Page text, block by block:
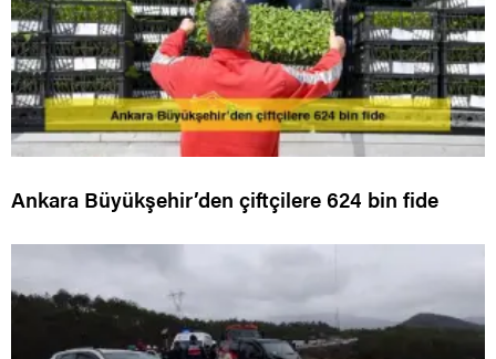
Ankara Büyükşehir’den çiftçilere 624 bin fide